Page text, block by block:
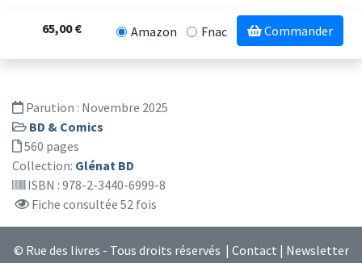
65,00 € Amazon Fnac Commander
Parution : Novembre 2025
BD & Comics
560 pages
Collection: Glénat BD
ISBN : 978-2-3440-6999-8
Fiche consultée 52 fois
© Rue des livres - Tous droits réservés | Contact | Newsletter